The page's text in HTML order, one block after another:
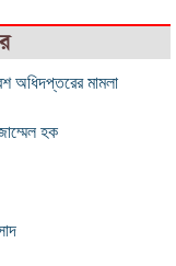
অধিদপ্তরের মামলা
হক